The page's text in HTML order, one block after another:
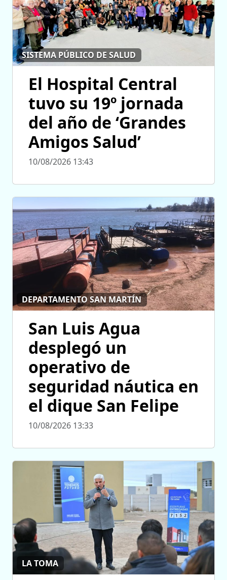
SISTEMA PÚBLICO DE SALUD
El Hospital Central
tuvo su 19º jornada
del año de ‘Grandes
Amigos Salud’
10/08/2026 13:43
DEPARTAMENTO SAN MARTÍN
San Luis Agua
desplegó un
operativo de
seguridad náutica en
el dique San Felipe
10/08/2026 13:33
LA TOMA